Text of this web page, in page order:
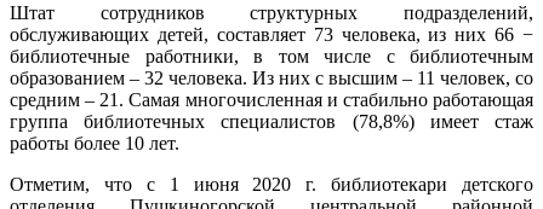
Штат сотрудников структурных подразделений,
обслуживающих детей, составляет 73 человека, из них 66 −
библиотечные работники, в том числе с библиотечным
образованием – 32 человека. Из них с высшим – 11 человек, со
средним – 21. Самая многочисленная и стабильно работающая
группа библиотечных специалистов (78,8%) имеет стаж
работы более 10 лет.
Отметим, что с 1 июня 2020 г. библиотекари детского